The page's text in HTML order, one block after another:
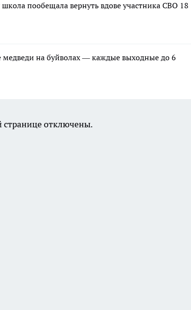
пообещала вернуть вдове участника СВО 18
медведи на буйволах — каждые выходные до 6
отключены.